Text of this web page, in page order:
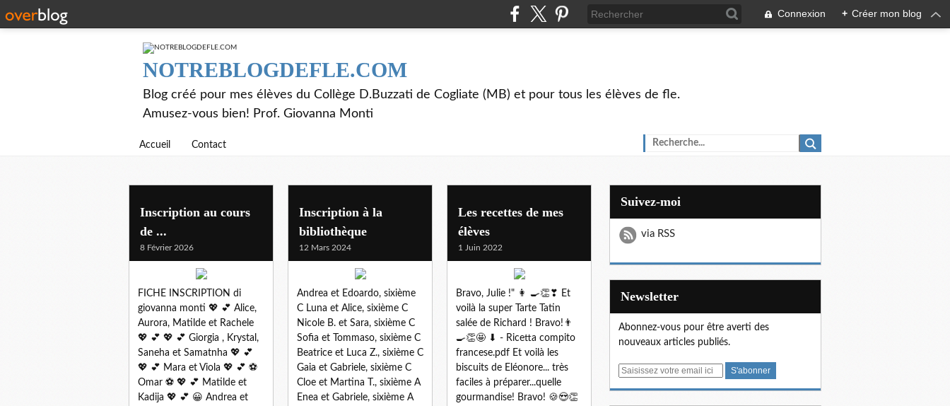
Connexion + Créer mon blog
NOTREBLOGDEFLE.COM
Blog créé pour mes élèves du Collège D.Buzzati de Cogliate (MB) et pour tous les élèves de fle.
Amusez-vous bien! Prof. Giovanna Monti
Accueil Contact
mes eleves
Inscription au cours
de ...
8 Février 2026
FICHE INSCRIPTION di
giovanna monti 💖 💕 Alice,
Aurora, Matilde et Rachele
💖 💕 💖 💕 Giorgia , Krystal,
Saneha et Samatnha 💖 💕
💖 💕 Mara et Viola 💖 💕 ⚽
Omar ⚽ 💖 💕 Matilde et
Kadija 💖 💕 😀 Andrea et
Inscription à la
bibliothèque
12 Mars 2024
Andrea et Edoardo, sixième
C Luna et Alice, sixième C
Nicole B. et Sara, sixième C
Sofia et Tommaso, sixième C
Beatrice et Luca Z., sixième C
Gaia et Gabriele, sixième C
Cloe et Martina T., sixième A
Enea et Gabriele, sixième A
Les recettes de mes
élèves
1 Juin 2022
Bravo, Julie !" 👩 🍳👏❣ Et
voilà la super Tarte Tatin
salée de Richard ! Bravo!👨
🍳👏🤩 ⬇ - Ricetta compito
francese.pdf Et voilà les
biscuits de Eléonore... très
faciles à préparer...quelle
gourmandise! Bravo! 🍪😍👏
Suivez-moi
via RSS
Newsletter
Abonnez-vous pour être averti des
nouveaux articles publiés.
E